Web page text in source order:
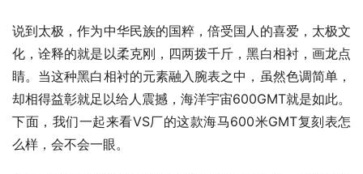
说到太极，作为中华民族的国粹，倍受国人的喜爱，太极文
化，诠释的就是以柔克刚，四两拨千斤，黑白相衬，画龙点
睛。当这种黑白相衬的元素融入腕表之中，虽然色调简单，
却相得益彰就足以给人震撼，海洋宇宙600GMT就是如此。
下面，我们一起来看VS厂的这款海马600米GMT复刻表怎
么样，会不会一眼。